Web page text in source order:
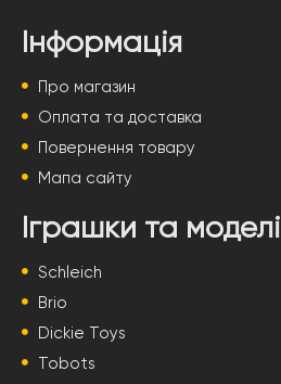
Інформація
Про магазин
Оплата та доставка
Повернення товару
Мапа сайту
Іграшки та моделі
Schleich
Brio
Dickie Toys
Tobots